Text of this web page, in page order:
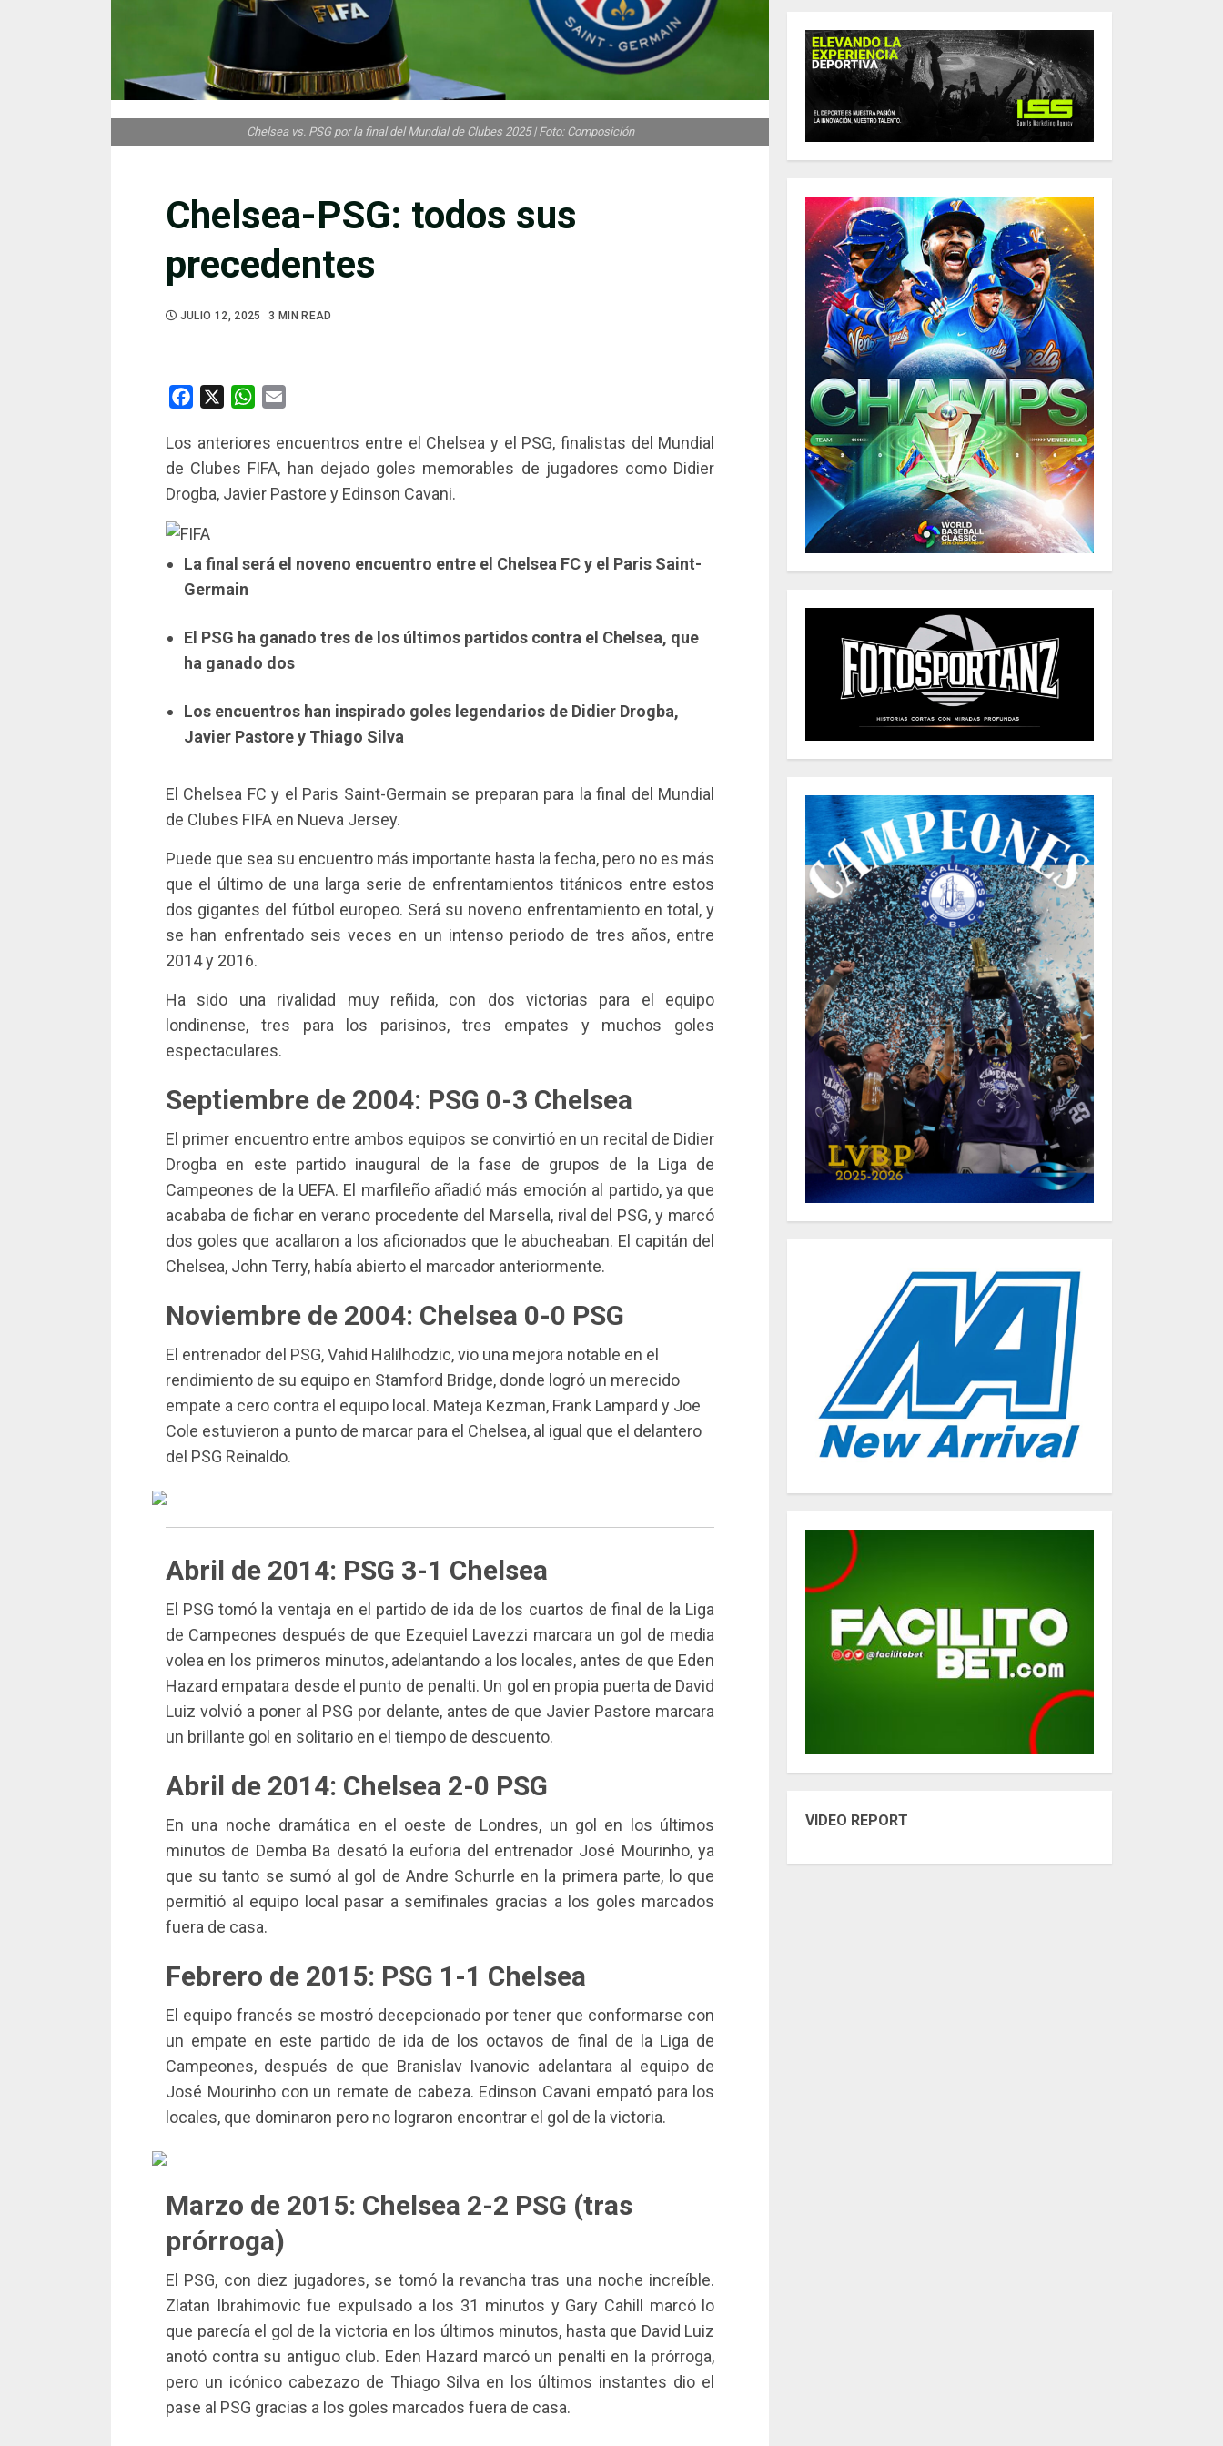
Chelsea-PSG: todos sus
precedentes
JULIO 12, 2025 3 MIN READ
Chelsea vs. PSG por la final del Mundial de Clubes 2025 | Foto: Composición
Facebook WhatsApp
Los anteriores encuentros entre el Chelsea y el PSG, finalistas del Mundial
de Clubes FIFA, han dejado goles memorables de jugadores como Didier
Drogba, Javier Pastore y Edinson Cavani.
La final será el noveno encuentro entre el Chelsea FC y el Paris Saint-
Germain
El PSG ha ganado tres de los últimos partidos contra el Chelsea, que
ha ganado dos
Los encuentros han inspirado goles legendarios de Didier Drogba,
Javier Pastore y Thiago Silva
El Chelsea FC y el Paris Saint-Germain se preparan para la final del Mundial
de Clubes FIFA en Nueva Jersey.
Puede que sea su encuentro más importante hasta la fecha, pero no es más
que el último de una larga serie de enfrentamientos titánicos entre estos
dos gigantes del fútbol europeo. Será su noveno enfrentamiento en total, y
se han enfrentado seis veces en un intenso periodo de tres años, entre
2014 y 2016.
Ha sido una rivalidad muy reñida, con dos victorias para el equipo
londinense, tres para los parisinos, tres empates y muchos goles
espectaculares.
Septiembre de 2004: PSG 0-3 Chelsea
El primer encuentro entre ambos equipos se convirtió en un recital de Didier
Drogba en este partido inaugural de la fase de grupos de la Liga de
Campeones de la UEFA. El marfileño añadió más emoción al partido, ya que
acababa de fichar en verano procedente del Marsella, rival del PSG, y marcó
dos goles que acallaron a los aficionados que le abucheaban. El capitán del
Chelsea, John Terry, había abierto el marcador anteriormente.
Noviembre de 2004: Chelsea 0-0 PSG
El entrenador del PSG, Vahid Halilhodzic, vio una mejora notable en el
rendimiento de su equipo en Stamford Bridge, donde logró un merecido
empate a cero contra el equipo local. Mateja Kezman, Frank Lampard y Joe
Cole estuvieron a punto de marcar para el Chelsea, al igual que el delantero
del PSG Reinaldo.
Abril de 2014: PSG 3-1 Chelsea
El PSG tomó la ventaja en el partido de ida de los cuartos de final de la Liga
de Campeones después de que Ezequiel Lavezzi marcara un gol de media
volea en los primeros minutos, adelantando a los locales, antes de que Eden
Hazard empatara desde el punto de penalti. Un gol en propia puerta de David
Luiz volvió a poner al PSG por delante, antes de que Javier Pastore marcara
un brillante gol en solitario en el tiempo de descuento.
Abril de 2014: Chelsea 2-0 PSG
En una noche dramática en el oeste de Londres, un gol en los últimos
minutos de Demba Ba desató la euforia del entrenador José Mourinho, ya
que su tanto se sumó al gol de Andre Schurrle en la primera parte, lo que
permitió al equipo local pasar a semifinales gracias a los goles marcados
fuera de casa.
Febrero de 2015: PSG 1-1 Chelsea
El equipo francés se mostró decepcionado por tener que conformarse con
un empate en este partido de ida de los octavos de final de la Liga de
Campeones, después de que Branislav Ivanovic adelantara al equipo de
José Mourinho con un remate de cabeza. Edinson Cavani empató para los
locales, que dominaron pero no lograron encontrar el gol de la victoria.
Marzo de 2015: Chelsea 2-2 PSG (tras
prórroga)
El PSG, con diez jugadores, se tomó la revancha tras una noche increíble.
Zlatan Ibrahimovic fue expulsado a los 31 minutos y Gary Cahill marcó lo
que parecía el gol de la victoria en los últimos minutos, hasta que David Luiz
anotó contra su antiguo club. Eden Hazard marcó un penalti en la prórroga,
pero un icónico cabezazo de Thiago Silva en los últimos instantes dio el
pase al PSG gracias a los goles marcados fuera de casa.
VIDEO REPORT